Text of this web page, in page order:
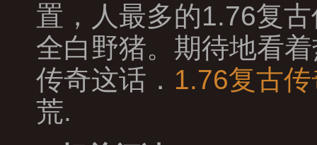
置，人最多的1.76复
全白野猪。期待地看
传奇这话． 1.76复古
荒.